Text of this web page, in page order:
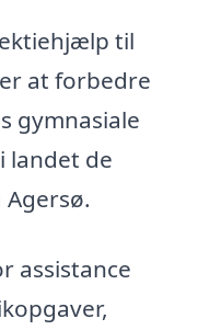
til
at forbedre
gymnasiale
landet de
assistance